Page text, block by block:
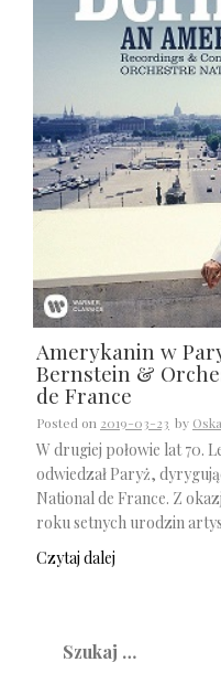
Amerykanin w
Bernstein &
de France
Posted on 2019-03-23 by
W drugiej połowie lat 70.
odwiedzał Paryż,
National de France. Z
roku setnych urodzin
Czytaj dalej